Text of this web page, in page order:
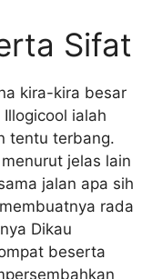
Sifat
kira-kira besar
ialah
tentu terbang.
jelas lain
jalan apa sih
rada
Dikau
beserta